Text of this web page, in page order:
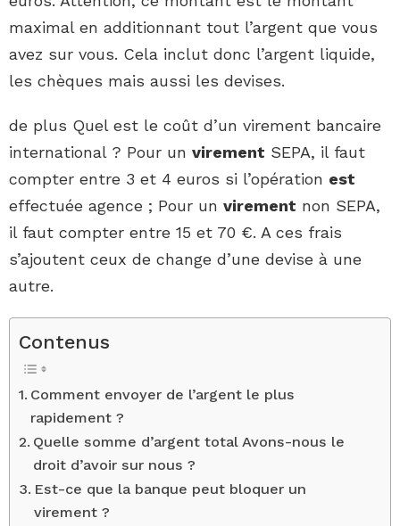
maximal en additionnant tout l’argent que vous
avez sur vous. Cela inclut donc l’argent liquide,
les chèques mais aussi les devises.
de plus Quel est le coût d’un virement bancaire
international ? Pour un virement SEPA, il faut
compter entre 3 et 4 euros si l’opération est
effectuée agence ; Pour un virement non SEPA,
il faut compter entre 15 et 70 €. A ces frais
s’ajoutent ceux de change d’une devise à une
autre.
Contenus
Comment envoyer de l’argent le plus
rapidement ?
Quelle somme d’argent total Avons-nous le
droit d’avoir sur nous ?
Est-ce que la banque peut bloquer un
virement ?